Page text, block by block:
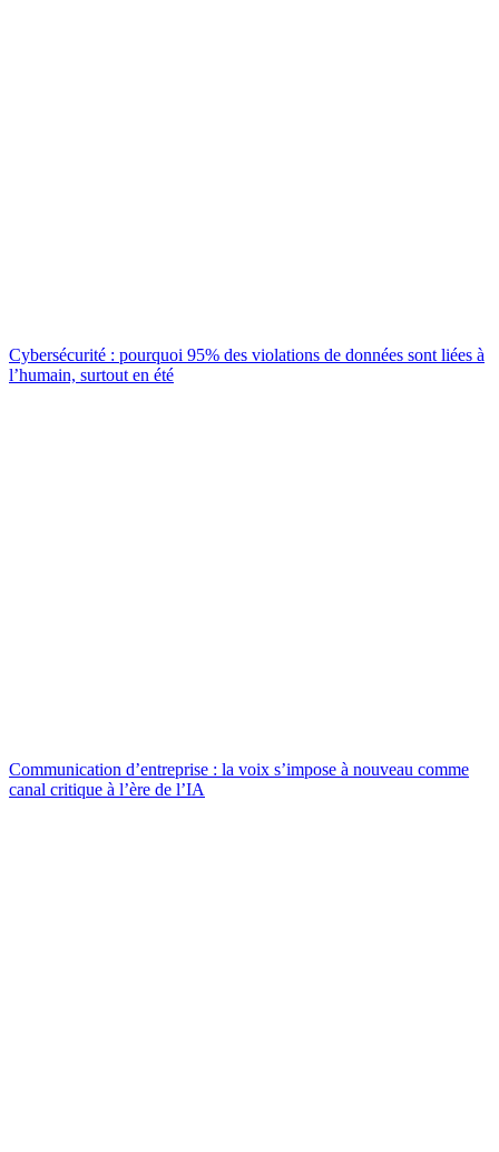
Cybersécurité : pourquoi 95% des violations de données sont liées à
l’humain, surtout en été
Communication d’entreprise : la voix s’impose à nouveau comme
canal critique à l’ère de l’IA